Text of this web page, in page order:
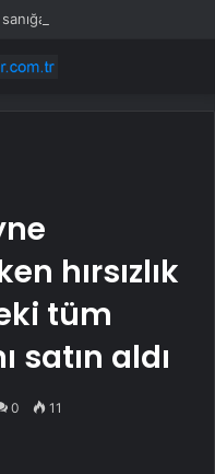
hırsızlık
tüm
satın aldı
0 11